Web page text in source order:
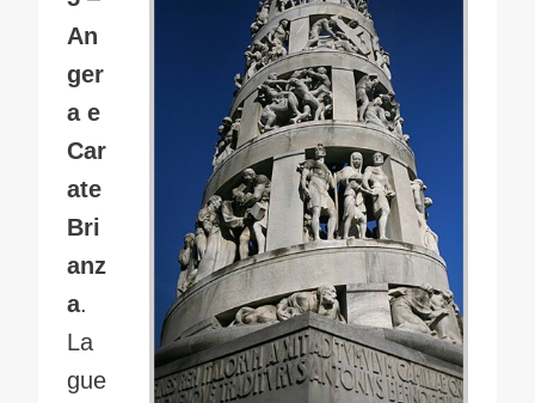
An
ger
a e
Car
ate
Bri
anz
a.
La
gue